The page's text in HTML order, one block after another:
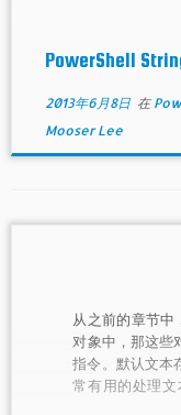
PowerShell
2013年6月8日在
Mooser Lee
从之前的章节
对象中，那这些
指令。默认文本
常有用的处理